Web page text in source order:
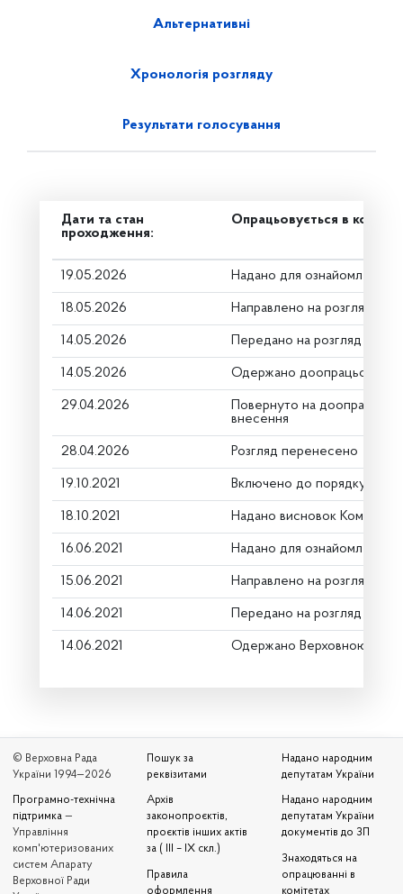
Альтернативні
Хронологія розгляду
Результати голосування
Дати та стан
проходження:
Опрацьовується в
19.05.2026 Надано для ознайомлення
18.05.2026 Направлено на розгляд
14.05.2026 Передано на розгляд
14.05.2026 Одержано доопрацьований
29.04.2026
Повернуто на
внесення
28.04.2026 Розгляд перенесено
19.10.2021 Включено до порядку
18.10.2021 Надано висновок Комітету
16.06.2021 Надано для ознайомлення
15.06.2021 Направлено на розгляд
14.06.2021 Передано на розгляд
14.06.2021 Одержано Верховною
© Верховна Рада
України 1994—2026
Програмно-технічна
підтримка —
Управління
комп'ютеризованих
систем Апарату
Верховної Ради
Пошук за
реквізитами
Архів
законопроєктів,
проєктів інших актів
за ( III – IX скл.)
Правила
оформлення
Надано народним
депутатам України
Надано народним
депутатам України
документів до ЗП
Знаходяться на
опрацюванні в
комітетах